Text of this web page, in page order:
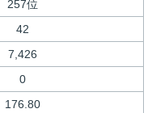
257位
42
7,426
0
176.80